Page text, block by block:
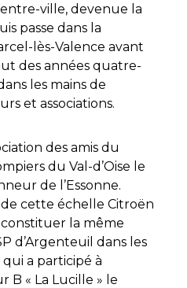
ville, devenue la
passe dans la
lès-Valence avant
des années quatre-
les mains de
et associations.
des amis du
du Val-d’Oise le
de l’Essonne.
de cette échelle Citroën
la même
d’Argenteuil dans les
a participé à
B « La Lucille » le